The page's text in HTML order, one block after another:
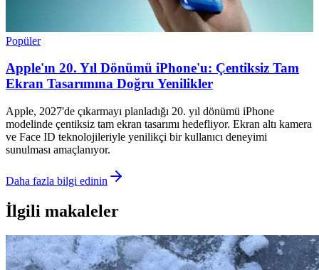
Popüler
Apple'ın 20. Yıl Dönümü iPhone'u: Çentiksiz Tam
Ekran Tasarımına Doğru Yenilikler
Apple, 2027'de çıkarmayı planladığı 20. yıl dönümü iPhone
modelinde çentiksiz tam ekran tasarımı hedefliyor. Ekran altı kamera
ve Face ID teknolojileriyle yenilikçi bir kullanıcı deneyimi
sunulması amaçlanıyor.
Daha fazla bilgi edinin
İlgili makaleler